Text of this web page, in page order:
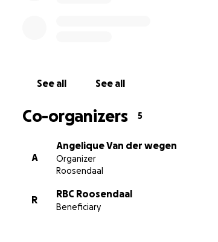
See all See all
Co-organizers 5
A
Angelique Van der wegen
Organizer
Roosendaal
R
RBC Roosendaal
Beneficiary